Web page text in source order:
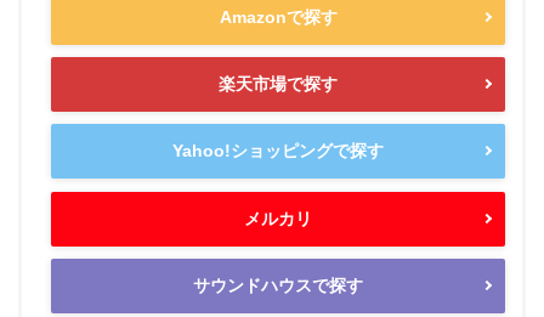
Amazonで探す
楽天市場で探す
Yahoo!ショッピングで探す
メルカリ
サウンドハウスで探す